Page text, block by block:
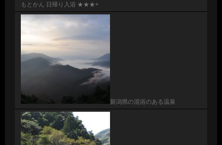
もとかん 日帰り入浴 ★★★+
新潟県の混浴のある温泉